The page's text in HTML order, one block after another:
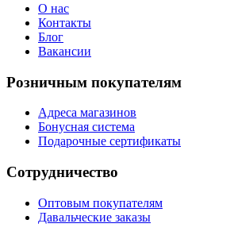
О нас
Контакты
Блог
Вакансии
Розничным покупателям
Адреса магазинов
Бонусная система
Подарочные сертификаты
Сотрудничество
Оптовым покупателям
Давальческие заказы